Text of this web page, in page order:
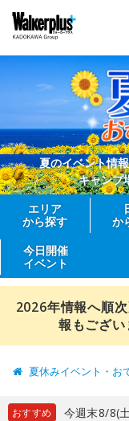
夏のイベント情
キャンプ
エリア
から探す
か
今日開催
イベント
2026年情報へ順
報もござい
夏休みイベント・お
おすすめ
今週末8/8(